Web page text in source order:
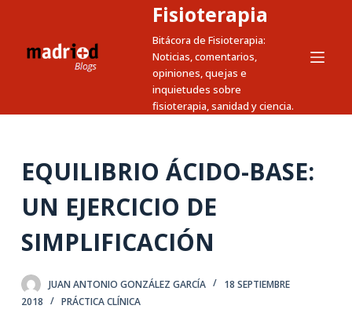
r
n
Fisioterapia
Bitácora de Fisioterapia:
Noticias, comentarios,
opiniones, quejas e
inquietudes sobre
fisioterapia, sanidad y ciencia.
EQUILIBRIO ÁCIDO-BASE:
UN EJERCICIO DE
SIMPLIFICACIÓN
JUAN ANTONIO GONZÁLEZ GARCÍA
18 SEPTIEMBRE
2018
PRÁCTICA CLÍNICA